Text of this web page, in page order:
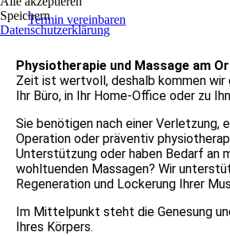
Termin vereinbaren
Physiotherapie und Massage am
Zeit ist wertvoll, deshalb kommen wir
Ihr Büro, in Ihr Home-Office oder zu
Sie benötigen nach einer Verletzung,
Operation oder präventiv
Unterstützung oder haben Bedarf an
wohltuenden Massagen? Wir
Regeneration und Lockerung Ihrer
Im Mittelpunkt steht die Genesung
Ihres Körpers.
Speichern
Datenschutzerklärung